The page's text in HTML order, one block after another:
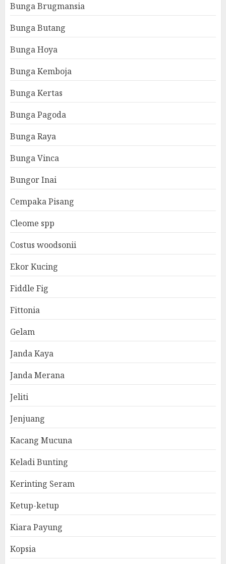
Bunga Brugmansia
Bunga Butang
Bunga Hoya
Bunga Kemboja
Bunga Kertas
Bunga Pagoda
Bunga Raya
Bunga Vinca
Bungor Inai
Cempaka Pisang
Cleome spp
Costus woodsonii
Ekor Kucing
Fiddle Fig
Fittonia
Gelam
Janda Kaya
Janda Merana
Jeliti
Jenjuang
Kacang Mucuna
Keladi Bunting
Kerinting Seram
Ketup-ketup
Kiara Payung
Kopsia